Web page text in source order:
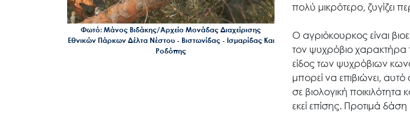
Άξονες
Φωτό: Μάνος Βιδάκης/Αρχείο Μονάδας Διαχείρισης
Εθνικών Πάρκων Δέλτα Νέστου - Βιστωνίδας - Ισμαρίδας Και
Ροδόπης
πολύ μικρότερο, ζυγίζει
Ο αγριόκουρκος είναι
τον ψυχρόβιο χαρακτήρα
είδος των ψυχρόβιων
μπορεί να επιβιώνει,
σε βιολογική
εκεί επίσης. Προτιμά